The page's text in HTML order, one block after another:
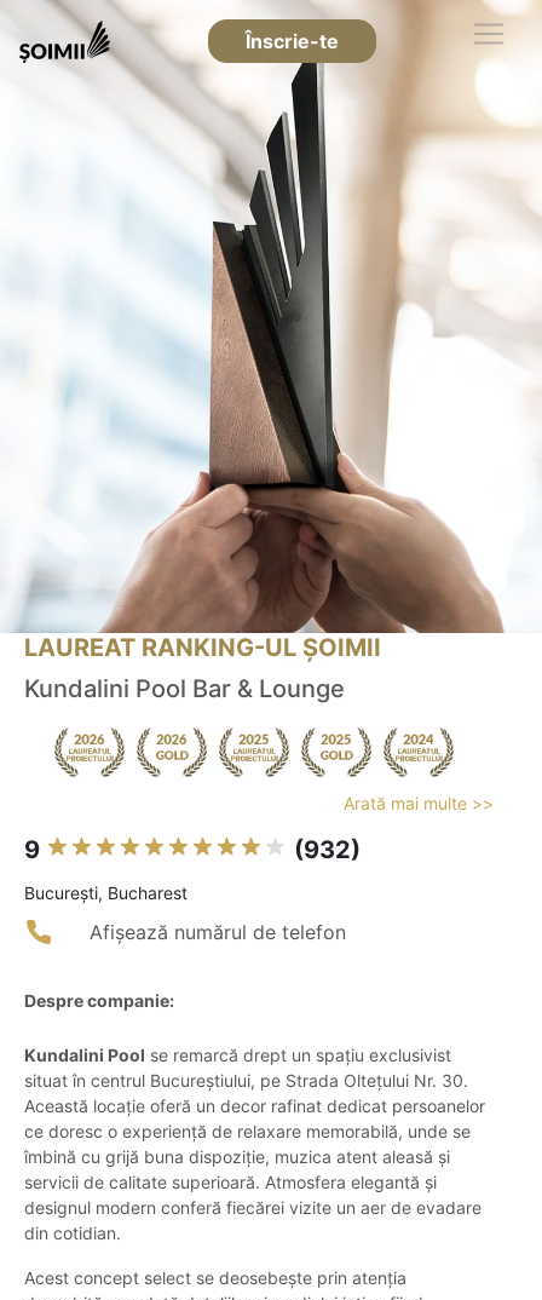
Înscrie-te
LAUREAT RANKING-UL ȘOIMII
Kundalini Pool Bar & Lounge
Arată mai multe >>
9 (932)
Bucureşti, Bucharest
Afișează numărul de telefon
Despre companie:
Kundalini Pool se remarcă drept un spațiu exclusivist
situat în centrul Bucureștiului, pe Strada Oltețului Nr. 30.
Această locație oferă un decor rafinat dedicat persoanelor
ce doresc o experiență de relaxare memorabilă, unde se
îmbină cu grijă buna dispoziție, muzica atent aleasă și
servicii de calitate superioară. Atmosfera elegantă și
designul modern conferă fiecărei vizite un aer de evadare
din cotidian.
Acest concept select se deosebește prin atenția